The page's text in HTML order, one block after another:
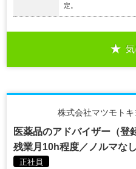
定。
株式会社マツモト
医薬品のアドバイザー（
残業月10h程度／ノルマな
正社員